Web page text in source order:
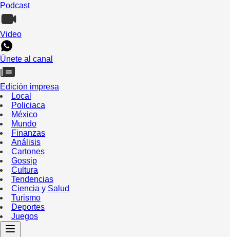
Podcast
Video
Únete al canal
Edición impresa
Local
Policiaca
México
Mundo
Finanzas
Análisis
Cartones
Gossip
Cultura
Tendencias
Ciencia y Salud
Turismo
Deportes
Juegos